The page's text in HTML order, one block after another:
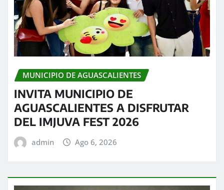
MUNICIPIO DE AGUASCALIENTES
INVITA MUNICIPIO DE
AGUASCALIENTES A DISFRUTAR
DEL IMJUVA FEST 2026
admin Ago 6, 2026